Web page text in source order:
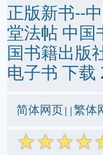
正版新书--
堂法帖 中国
国书籍出版
电子书 下载
简体网页||繁体
☆☆☆☆